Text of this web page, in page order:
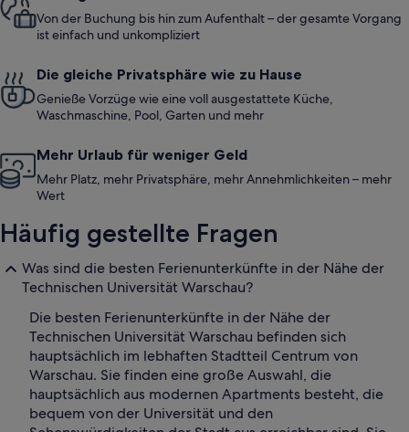
Von der Buchung bis hin zum Aufenthalt – der gesamte Vorgang
ist einfach und unkompliziert
Die gleiche Privatsphäre wie zu Hause
Genieße Vorzüge wie eine voll ausgestattete Küche,
Waschmaschine, Pool, Garten und mehr
Mehr Urlaub für weniger Geld
Mehr Platz, mehr Privatsphäre, mehr Annehmlichkeiten – mehr
Wert
Häufig gestellte Fragen
Was sind die besten Ferienunterkünfte in der Nähe der
Technischen Universität Warschau?
Die besten Ferienunterkünfte in der Nähe der
Technischen Universität Warschau befinden sich
hauptsächlich im lebhaften Stadtteil Centrum von
Warschau. Sie finden eine große Auswahl, die
hauptsächlich aus modernen Apartments besteht, die
bequem von der Universität und den